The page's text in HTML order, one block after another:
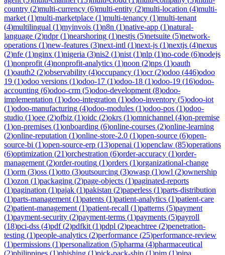
country (2)multi-currency (6)multi-entity (2)multi-location (4)multi-
market (1)multi-marketplace (1)multi-tenancy (1)multi-tenant
(4)multilingual (1)myinvois (1)n8n (1)native-app (1)natural-
language (2)ndpr(1)nearshoring (1)nestjs (5)netsuite (5)network-
operations (1)new-features (3)next-intl (1)next-js (1)nextjs (4)nexus
(2)nfe (1)nginx (1)nigeria (3)nis2 (1)nist (1)nlp (1)no-code (6)nodejs
(1)nonprofit (4)nonprofit-analytics (1)noon (2)nps (1)oauth
(1)oauth2 (2)observability (4)occupancy (1)ocr(2)odoo (446)odoo
19 (1)odoo versions (1)odoo-17 (1)odoo-18 (1)odoo-19 (16)odoo-
accounting (6)odoo-crm (5)odoo-development (8)odoo-
implementation (1)odoo-integration (1)odoo-inventory (5)odoo-iot
(1)odoo-manufacturing (4)odoo-modules (1)odoo-pos (1)odoo-
studio (1)oee (2)ofbiz (1)oidc (2)okrs (1)omnichannel (4)on-premise
(1)on-premises (1)onboarding (6)online-courses (2)online-learning
(2)online-reputation (1)online-store-2.0 (1)open-source (6)open-
source-bi (1)open-source-erp (13)openai (1)openclaw (85)operations
(6)optimization (21)orchestration (6)order-accuracy (1)order-
management (2)order-routing (1)orders (1)organizational-change
(1)orm (3)oss (1)otto (3)outsourcing (3)owasp (1)owl (2)ownership
(1)ozon (1)packaging (2)page-objects (1)paginated-reports
(1)pagination (1)pajak (1)pakistan (2)paperless (1)parts-distribution
(1)parts-management (1)patents (1)patient-analytics (1)patient-care
(2)patient-management (1)patient-recall (1)patterns (5)payment
(1)payment-security (2)payment-terms (1)payments (5)payroll
(18)pci-dss (4)pdf(2)pdfkit (1)pdpl (2)peachtree (2)penetration-
testing (1)people-analytics (2)performance (25)performance-review
(1)permissions (1)personalization (5)pharma (4)pharmaceutical
(2)philippines (1)phishing (1)pick-pack-ship (1)pim (1)pipa